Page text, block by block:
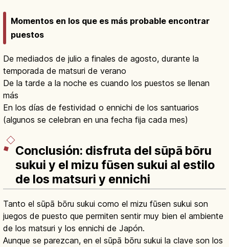
Momentos en los que es más probable encontrar
puestos
De mediados de julio a finales de agosto, durante la
temporada de matsuri de verano
De la tarde a la noche es cuando los puestos se llenan
más
En los días de festividad o ennichi de los santuarios
(algunos se celebran en una fecha fija cada mes)
Conclusión: disfruta del sūpā bōru
sukui y el mizu fūsen sukui al estilo
de los matsuri y ennichi
Tanto el sūpā bōru sukui como el mizu fūsen sukui son
juegos de puesto que permiten sentir muy bien el ambiente
de los matsuri y los ennichi de Japón.
Aunque se parezcan, en el sūpā bōru sukui la clave son los